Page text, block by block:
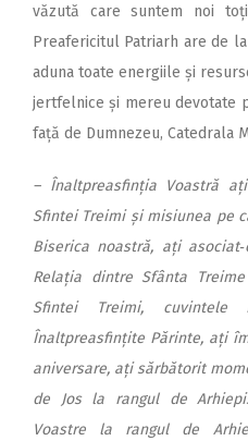
văzută care suntem noi
Preafericitul Patriarh are de
aduna toate energiile și
jertfelnice și mereu devotate
față de Dumnezeu, Catedrala
– Înaltpreasfinția Voastră
Sfintei Treimi și misiunea pe
Biserica noastră, ați
Relația dintre Sfânta
Sfintei Treimi, cuvintele
Înaltpreasfințite Părinte, ați
aniversare, ați sărbătorit
de Jos la rangul de
Voastre la rangul de